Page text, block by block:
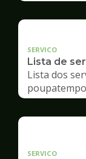
SERVICO
Lista de
Lista dos
SERVICO